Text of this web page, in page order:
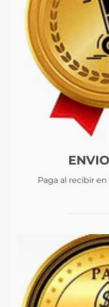
Paga al recibir